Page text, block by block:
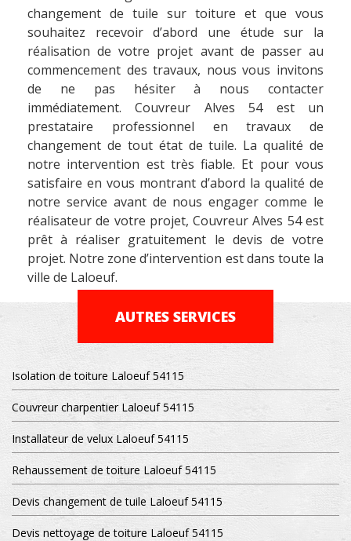
changement de tuile sur toiture et que vous
souhaitez recevoir d’abord une étude sur la
réalisation de votre projet avant de passer au
commencement des travaux, nous vous invitons
de ne pas hésiter à nous contacter
immédiatement. Couvreur Alves 54 est un
prestataire professionnel en travaux de
changement de tout état de tuile. La qualité de
notre intervention est très fiable. Et pour vous
satisfaire en vous montrant d’abord la qualité de
notre service avant de nous engager comme le
réalisateur de votre projet, Couvreur Alves 54 est
prêt à réaliser gratuitement le devis de votre
projet. Notre zone d’intervention est dans toute la
ville de Laloeuf.
AUTRES SERVICES
Isolation de toiture Laloeuf 54115
Couvreur charpentier Laloeuf 54115
Installateur de velux Laloeuf 54115
Rehaussement de toiture Laloeuf 54115
Devis changement de tuile Laloeuf 54115
Devis nettoyage de toiture Laloeuf 54115